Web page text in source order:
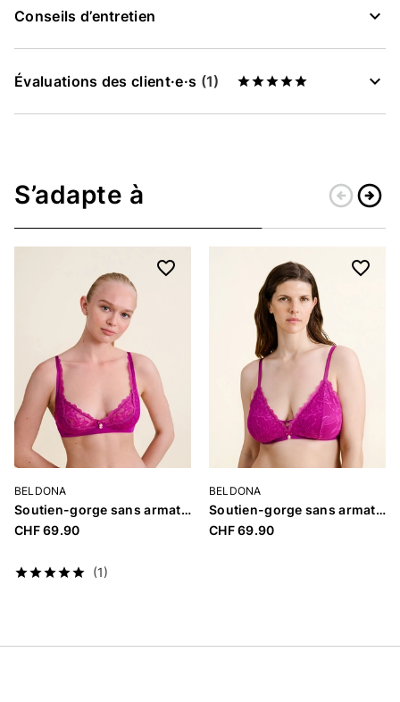
Conseils d’entretien
Évaluations des client·e·s (1)
S’adapte à arrow_circle_leftarrow_circle_right
BELDONA
Soutien-gorge sans armatures non rembourré «Bethany»
CHF 69.90
(1)
BELDONA
Soutien-gorge sans armatures rembourré «Bethany»
CHF 69.90